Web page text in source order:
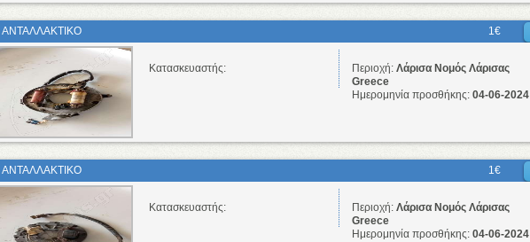
ΑΝΤΑΛΛΑΚΤΙΚΟ 1€
Κατασκευαστής: Περιοχή: Λάρισα Νομός Λάρισας
Greece
Ημερομηνία προσθήκης: 04-06-2024
ΑΝΤΑΛΛΑΚΤΙΚΟ 1€
Κατασκευαστής: Περιοχή: Λάρισα Νομός Λάρισας
Greece
Ημερομηνία προσθήκης: 04-06-2024